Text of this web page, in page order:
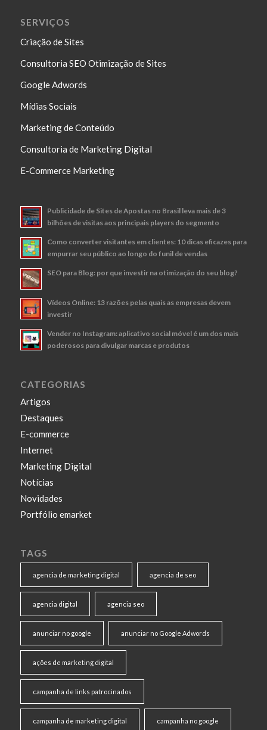
SERVIÇOS
Criação de Sites
Consultoria SEO Otimização de Sites
Google Adwords
Mídias Sociais
Marketing de Conteúdo
Consultoria de Marketing Digital
E-Commerce Marketing
Publicidade de Sites de Apostas no Brasil leva mais de 3
bilhões de visitas aos principais players do segmento
Como converter visitantes em clientes: 10 dicas eficazes para
empurrar seu público ao longo do funil de vendas
SEO para Blog: por que investir na otimização do seu blog?
Vídeos Online: 13 razões pelas quais as empresas devem
investir
Vender no Instagram: aplicativo social móvel é um dos mais
poderosos para divulgar marcas e produtos
CATEGORIAS
Artigos
Destaques
E-commerce
Internet
Marketing Digital
Notícias
Novidades
Portfólio emarket
TAGS
agencia de marketing digital agencia de seo
agencia digital agencia seo
anunciar no google anunciar no Google Adwords
ações de marketing digital
campanha de links patrocinados
campanha de marketing digital campanha no google